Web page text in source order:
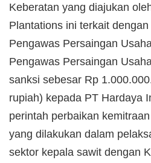
Keberatan yang diajukan
Plantations ini terkait
Pengawas Persaingan
Pengawas Persaingan
sanksi sebesar Rp
rupiah) kepada PT Hardaya
perintah perbaikan
yang dilakukan dalam
sektor kepala sawit dengan